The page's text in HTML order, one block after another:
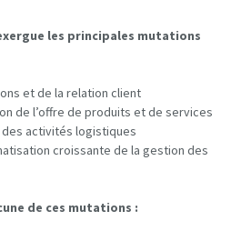
les principales mutations
et de la relation client
de l’offre de produits et de services
des activités logistiques
croissante de la gestion des
de ces mutations :